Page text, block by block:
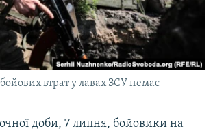
втрат у лавах ЗСУ немає
доби, 7 липня, бойовики на